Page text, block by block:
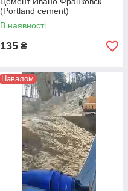
(Portland cement)
В наявності
135 ₴
Навалом